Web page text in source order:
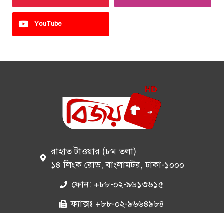
YouTube
রাহাত টাওয়ার (৮ম তলা)
১৪ লিংক রোড, বাংলামটর, ঢাকা-১০০০
ফোন: +৮৮-০২-৯৬১৩৬১৫
ফ্যাক্সঃ +৮৮-০২-৯৬৬৪৯৮৪